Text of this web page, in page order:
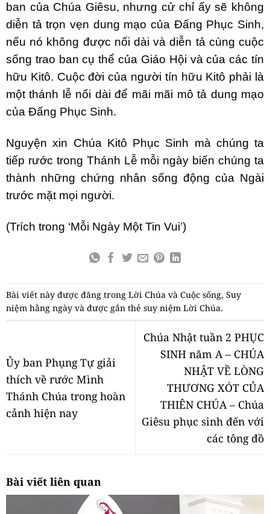
ban của Chúa Giêsu, nhưng cử chỉ ấy sẽ không
diễn tả trọn vẹn dung mạo của Ðấng Phục Sinh,
nếu nó không được nối dài và diễn tả cùng cuộc
sống trao ban cụ thể của Giáo Hội và của các tín
hữu Kitô. Cuộc đời của người tín hữu Kitô phải là
một thánh lễ nối dài để mãi mãi mô tả dung mạo
của Ðấng Phục Sinh.
Nguyện xin Chúa Kitô Phục Sinh mà chúng ta
tiếp rước trong Thánh Lễ mỗi ngày biến chúng ta
thành những chứng nhân sống động của Ngài
trước mặt mọi người.
(Trích trong ‘Mỗi Ngày Một Tin Vui’)
Bài viết này được đăng trong Lời Chúa và Cuộc sống, Suy
niệm hằng ngày và được gắn thẻ suy niệm Lời Chúa.
Ủy ban Phụng Tự giải
thích về rước Mình
Thánh Chúa trong hoàn
cảnh hiện nay
Chúa Nhật tuần 2 PHỤC
SINH năm A – CHÚA
NHẬT VỀ LÒNG
THƯƠNG XÓT CỦA
THIÊN CHÚA – Chúa
Giêsu phục sinh đến với
các tông đồ
Bài viết liên quan